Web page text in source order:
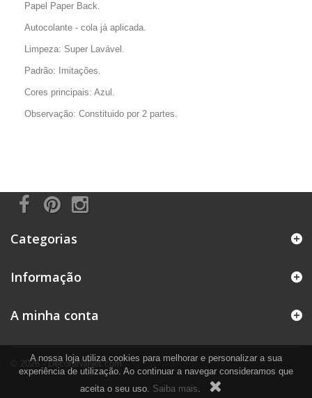
Papel Paper Back.
Autocolante - cola já aplicada.
Limpeza: Super Lavável.
Padrão: Imitações.
Cores principais: Azul.
Observação: Constituido por 2 partes.
Categorias
Informação
© 2026 - DecoraNaNet.com
A minha conta
A nossa loja utiliza cookies para melhorar e personalizar a sua
experiência de utilização. Ao continuar a navegar consideramos que
aceita o seu uso. Saiba mais.